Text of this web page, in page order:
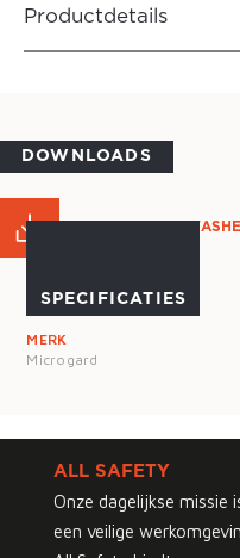
Productdetails
DOWNLOADS
PRODUCT
SPECIFICATIES
MERK
Microgard
ALL SAFETY
Onze dagelijkse missie
een veilige